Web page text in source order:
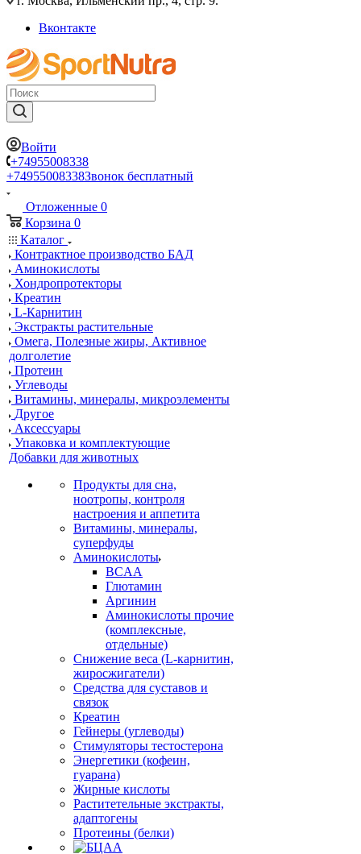
Вконтакте
Войти
+74955008338
+74955008338Звонок бесплатный
Отложенные 0
Корзина 0
Каталог
Контрактное производство БАД
Аминокислоты
Хондропротекторы
Креатин
L-Карнитин
Экстракты растительные
Омега, Полезные жиры, Активное
долголетие
Протеин
Углеводы
Витамины, минералы, микроэлементы
Другое
Аксессуары
Упаковка и комплектующие
Добавки для животных
Продукты для сна,
ноотропы, контроля
настроения и аппетита
Витамины, минералы,
суперфуды
Аминокислоты
BCAA
Глютамин
Аргинин
Аминокислоты прочие
(комплексные,
отдельные)
Снижение веса (L-карнитин,
жиросжигатели)
Средства для суставов и
связок
Креатин
Гейнеры (углеводы)
Стимуляторы тестостерона
Энергетики (кофеин,
гуарана)
Жирные кислоты
Раститетельные экстракты,
адаптогены
Протеины (белки)